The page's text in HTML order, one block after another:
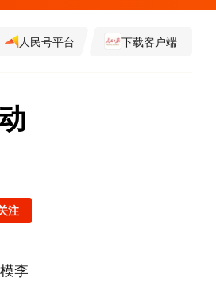
人民号平台 下载客户端
注
李